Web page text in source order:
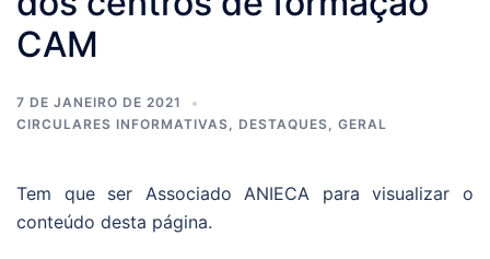
CAM
7 DE JANEIRO DE 2021
CIRCULARES INFORMATIVAS, DESTAQUES, GERAL
Tem que ser Associado ANIECA para visualizar o
conteúdo desta página.